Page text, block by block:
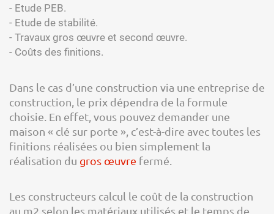
- Etude PEB.
- Etude de stabilité.
- Travaux gros œuvre et second œuvre.
- Coûts des finitions.
Dans le cas d’une construction via une entreprise de
construction, le prix dépendra de la formule
choisie. En effet, vous pouvez demander une
maison « clé sur porte », c’est-à-dire avec toutes les
finitions réalisées ou bien simplement la
réalisation du gros œuvre fermé.
Les constructeurs calcul le coût de la construction
au m2 selon les matériaux utilisés et le temps de